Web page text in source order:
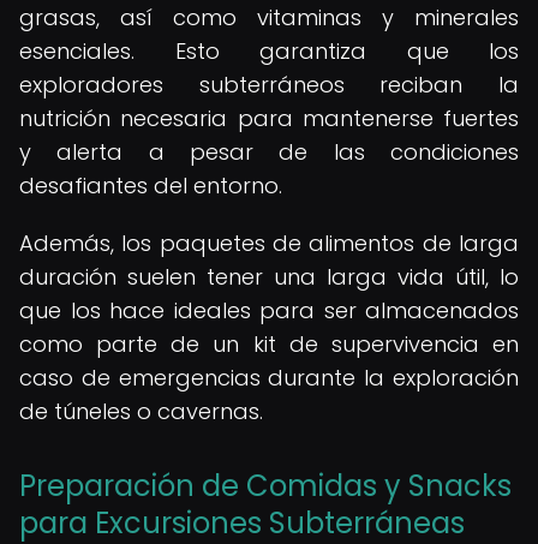
grasas, así como vitaminas y minerales
esenciales. Esto garantiza que los
exploradores subterráneos reciban la
nutrición necesaria para mantenerse fuertes
y alerta a pesar de las condiciones
desafiantes del entorno.
Además, los paquetes de alimentos de larga
duración suelen tener una larga vida útil, lo
que los hace ideales para ser almacenados
como parte de un kit de supervivencia en
caso de emergencias durante la exploración
de túneles o cavernas.
Preparación de Comidas y Snacks
para Excursiones Subterráneas